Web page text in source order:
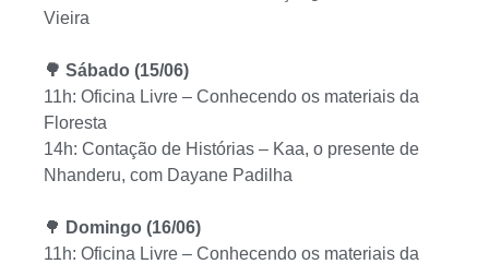
Vieira
🌳 Sábado (15/06)
11h: Oficina Livre – Conhecendo os materiais da
Floresta
14h: Contação de Histórias – Kaa, o presente de
Nhanderu, com Dayane Padilha
🌳 Domingo (16/06)
11h: Oficina Livre – Conhecendo os materiais da